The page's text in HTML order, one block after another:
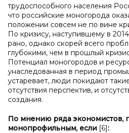
трудоспособного населения
что российские моногорода
положении совсем не по вине
По кризису, наступившему в
рано, однако скорей всего
глубокими, чем в прошлый
Потенциал моногородов и
унаследованная в период
устаревает, люди покидают
отсутствия перспектив, и
создания.
По мнению ряда экономистов,
монопрофильным, если [6]: